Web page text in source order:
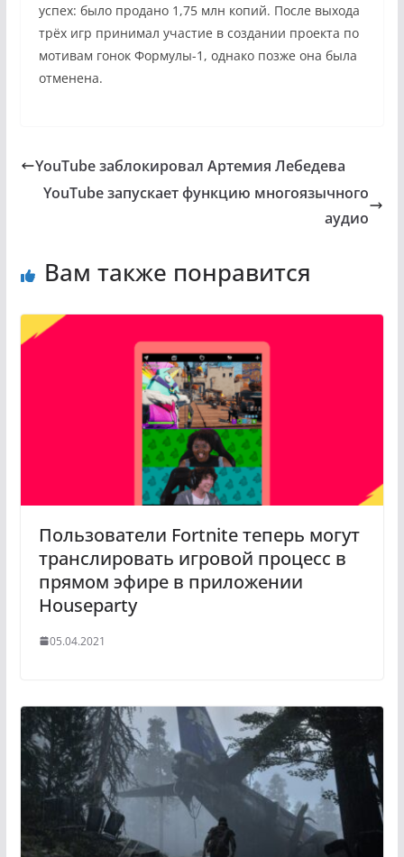
успех: было продано 1,75 млн копий. После выхода
трёх игр принимал участие в создании проекта по
мотивам гонок Формулы-1, однако позже она была
отменена.
YouTube заблокировал Артемия Лебедева
YouTube запускает функцию многоязычного
аудио
Вам также понравится
Пользователи Fortnite теперь могут
транслировать игровой процесс в
прямом эфире в приложении
Houseparty
05.04.2021